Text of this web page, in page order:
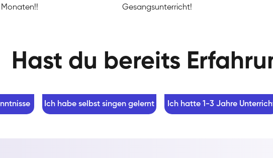
Monaten!!
Gesangsunterricht!
Hast du bereits
Ich habe selbst singen gelernt Ich hatte 1-3 Jahre